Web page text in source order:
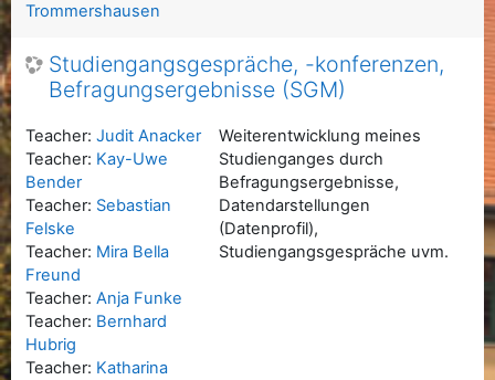
Trommershausen
Studiengangsgespräche, -konferenzen,
Befragungsergebnisse (SGM)
Weiterentwicklung meines
Studienganges durch
Befragungsergebnisse,
Datendarstellungen
(Datenprofil),
Studiengangsgespräche uvm.
Teacher: Judit Anacker
Teacher: Kay-Uwe
Bender
Teacher: Sebastian
Felske
Teacher: Mira Bella
Freund
Teacher: Anja Funke
Teacher: Bernhard
Hubrig
Teacher: Katharina